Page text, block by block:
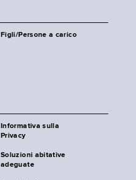
Figli/Persone a carico
Informativa sulla
Privacy
Soluzioni abitative
adeguate